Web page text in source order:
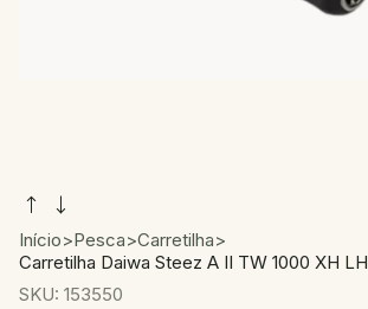
Início>Pesca>Carretilha>
Carretilha Daiwa Steez A II TW 1000 XH LH
SKU: 153550